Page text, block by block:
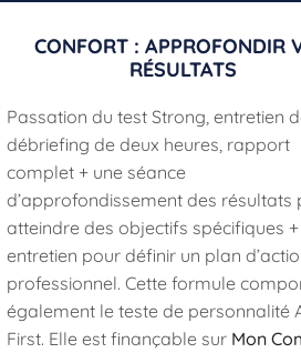
CONFORT : APPROFONDIR
RÉSULTATS
Passation du test Strong, entretien
débriefing de deux heures, rapport
complet + une séance
d’approfondissement des résultats
atteindre des objectifs spécifiques +
entretien pour définir un plan
professionnel. Cette formule
également le teste de personnalité
First. Elle est finançable sur Mon